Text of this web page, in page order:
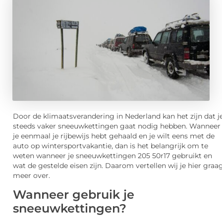
Door de klimaatsverandering in Nederland kan het zijn dat
steeds vaker sneeuwkettingen gaat nodig hebben. Wanneer
je eenmaal je rijbewijs hebt gehaald en je wilt eens met de
auto op wintersportvakantie, dan is het belangrijk om te
weten wanneer je sneeuwkettingen 205 50r17 gebruikt en
wat de gestelde eisen zijn. Daarom vertellen wij je hier
meer over.
Wanneer gebruik je
sneeuwkettingen?